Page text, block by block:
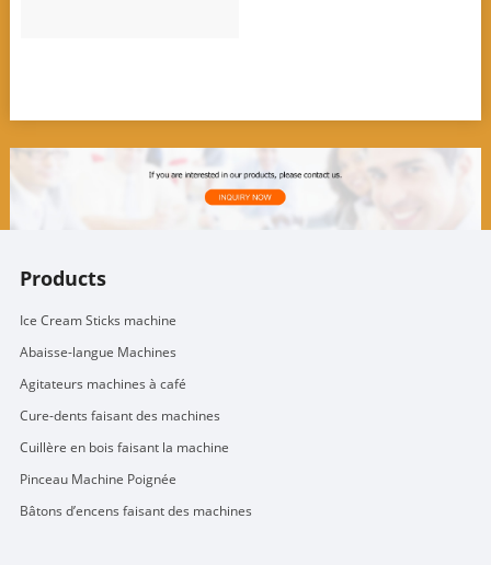
Products
Ice Cream Sticks machine
Abaisse-langue Machines
Agitateurs machines à café
Cure-dents faisant des machines
Cuillère en bois faisant la machine
Pinceau Machine Poignée
Bâtons d’encens faisant des machines